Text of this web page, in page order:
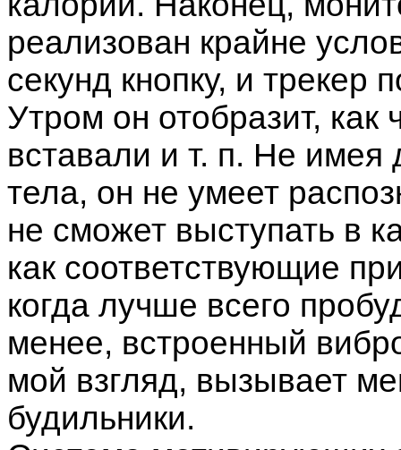
реализован крайне
секунд кнопку, и трекер
Утром он отобразит, как
вставали и т. п. Не имея
тела, он не умеет
не сможет выступать в
как соответствующие
когда лучше всего
менее, встроенный
мой взгляд, вызывает
будильники.